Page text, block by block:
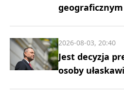
Jest decyzja
osoby
2026-08-03, 20:40